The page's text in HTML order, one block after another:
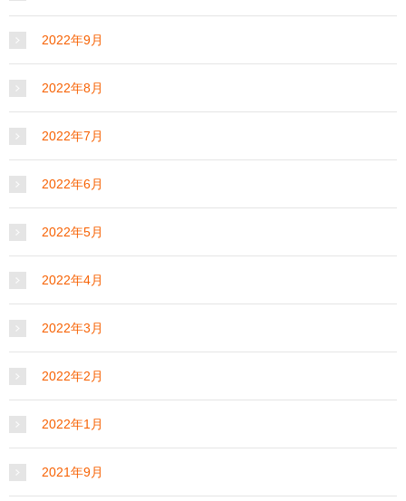
2022年9月
2022年8月
2022年7月
2022年6月
2022年5月
2022年4月
2022年3月
2022年2月
2022年1月
2021年9月